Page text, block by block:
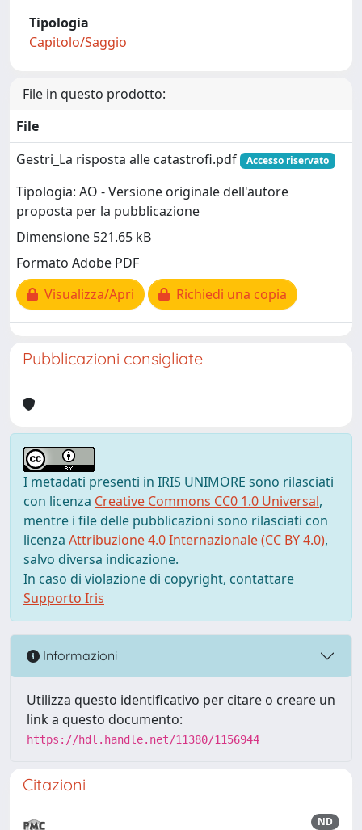
Tipologia
Capitolo/Saggio
File in questo prodotto:
File
Gestri_La risposta alle catastrofi.pdf
Accesso riservato
Tipologia: AO - Versione originale dell'autore
proposta per la pubblicazione
Dimensione 521.65 kB
Formato Adobe PDF
Visualizza/Apri
Richiedi una copia
Pubblicazioni consigliate
I metadati presenti in IRIS UNIMORE sono rilasciati
con licenza Creative Commons CC0 1.0 Universal,
mentre i file delle pubblicazioni sono rilasciati con
licenza Attribuzione 4.0 Internazionale (CC BY 4.0),
salvo diversa indicazione.
In caso di violazione di copyright, contattare
Supporto Iris
Informazioni
Utilizza questo identificativo per citare o creare un
link a questo documento:
https://hdl.handle.net/11380/1156944
Citazioni
ND